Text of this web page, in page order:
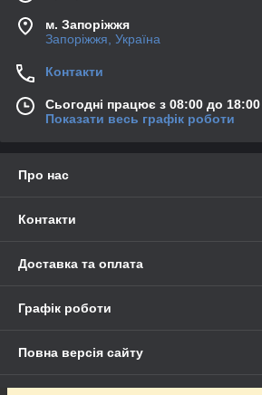
м. Запоріжжя
Запоріжжя, Україна
Контакти
Сьогодні працює з 08:00 до 18:00
Показати весь графік роботи
Про нас
Контакти
Доставка та оплата
Графік роботи
Повна версія сайту